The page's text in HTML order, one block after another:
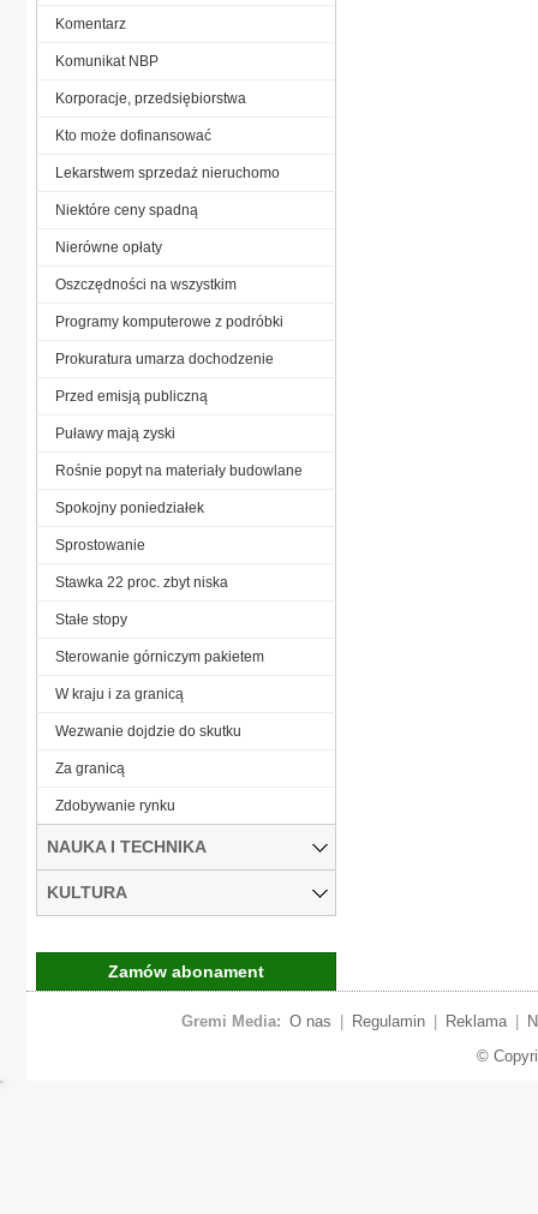
Komentarz
Komunikat NBP
Korporacje, przedsiębiorstwa
Kto może dofinansować
Lekarstwem sprzedaż nieruchomo
Niektóre ceny spadną
Nierówne opłaty
Oszczędności na wszystkim
Programy komputerowe z podróbki
Prokuratura umarza dochodzenie
Przed emisją publiczną
Puławy mają zyski
Rośnie popyt na materiały budowlane
Spokojny poniedziałek
Sprostowanie
Stawka 22 proc. zbyt niska
Stałe stopy
Sterowanie górniczym pakietem
W kraju i za granicą
Wezwanie dojdzie do skutku
Za granicą
Zdobywanie rynku
NAUKA I TECHNIKA
KULTURA
Zamów abonament
Gremi Media: O nas Regulamin Reklama
©